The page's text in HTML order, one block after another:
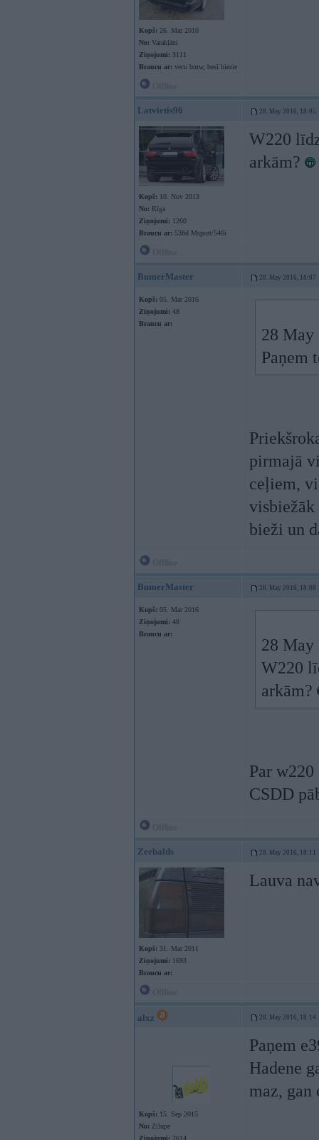
Kopš: 26. Mar 2010
No: Varakļāni
Ziņojumi: 3111
Braucu ar: vecu bmw, besī biezie
Latvietis96 28. May 2016, 18:05
Kopš: 10. Nov 2013
No: Rīga
Ziņojumi: 1260
Braucu ar: 538d Msport/540i
W220
arkām?
BumerMaster 28. May 2016, 18:07
Kopš: 05. Mar 2016
Ziņojumi: 48
Braucu ar:
28
Paņem
pirmajā
ceļiem,
visbiežāk
bieži un
BumerMaster 28. May 2016, 18:08
Kopš: 05. Mar 2016
Ziņojumi: 48
Braucu ar:
28
W220
arkām?
Par
CSDD
Zeebalds 28. May 2016, 18:11
Kopš: 31. Mar 2011
Ziņojumi: 1693
Braucu ar:
Lauva
alxz 28. May 2016, 18:14
Kopš: 15. Sep 2015
No: Zilupe
Ziņojumi: 2614
Paņem
Hadene
maz, gan